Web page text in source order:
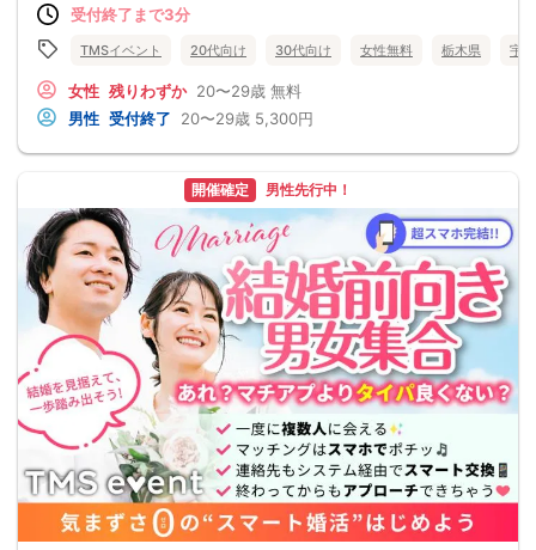
受付終了まで3分
TMSイベント 20代向け 30代向け 女性無料 栃木県 宇
女性 残りわずか 20〜29歳 無料
男性 受付終了 20〜29歳 5,300円
開催確定 男性先行中！